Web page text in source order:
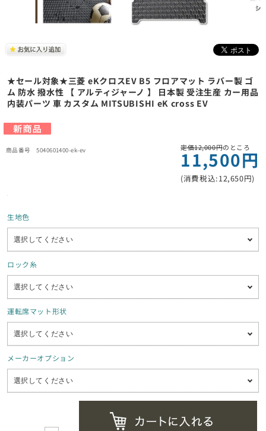
★セール対象★三菱 eKクロスEV B5 フロアマット ラバー製 ゴ
ム 防水 撥水性 【 アルティジャーノ 】 日本製 受注生産 カー用品
内装パーツ 車 カスタム MITSUBISHI eK cross EV
5040601400-ek-ev 定価12,000円のところ
11,500円
(消費税込:12,650円)
生地色
ロック糸
運転席マット形状
メーカーオプション